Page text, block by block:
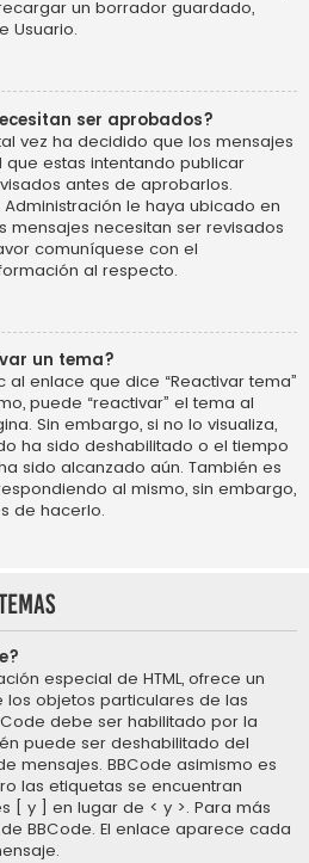
un borrador guardado,
Usuario.
ser aprobados?
vez ha decidido que los mensajes
estas intentando publicar
antes de aprobarlos.
le haya ubicado en
mensajes necesitan ser revisados
comuníquese con el
al respecto.
un tema?
enlace que dice “Reactivar tema”
puede “reactivar” el tema al
Sin embargo, si no lo visualiza,
ha sido deshabilitado o el tiempo
sido alcanzado aún. También es
al mismo, sin embargo,
de hacerlo.
especial de HTML, ofrece un
objetos particulares de las
debe ser habilitado por la
puede ser deshabilitado del
mensajes. BBCode asimismo es
las etiquetas se encuentran
[ y ] en lugar de < y >. Para más
BBCode. El enlace aparece cada